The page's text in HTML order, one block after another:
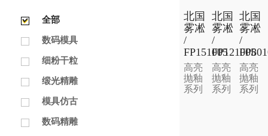
全部
数码模具
细粉干粒
缎光精雕
模具仿古
数码精雕
北国
雾凇
/
FP151005
高亮
抛釉
系列
北国
雾凇
/
FP121005
高亮
抛釉
系列
北国
雾凇
/
高亮
抛釉
系列